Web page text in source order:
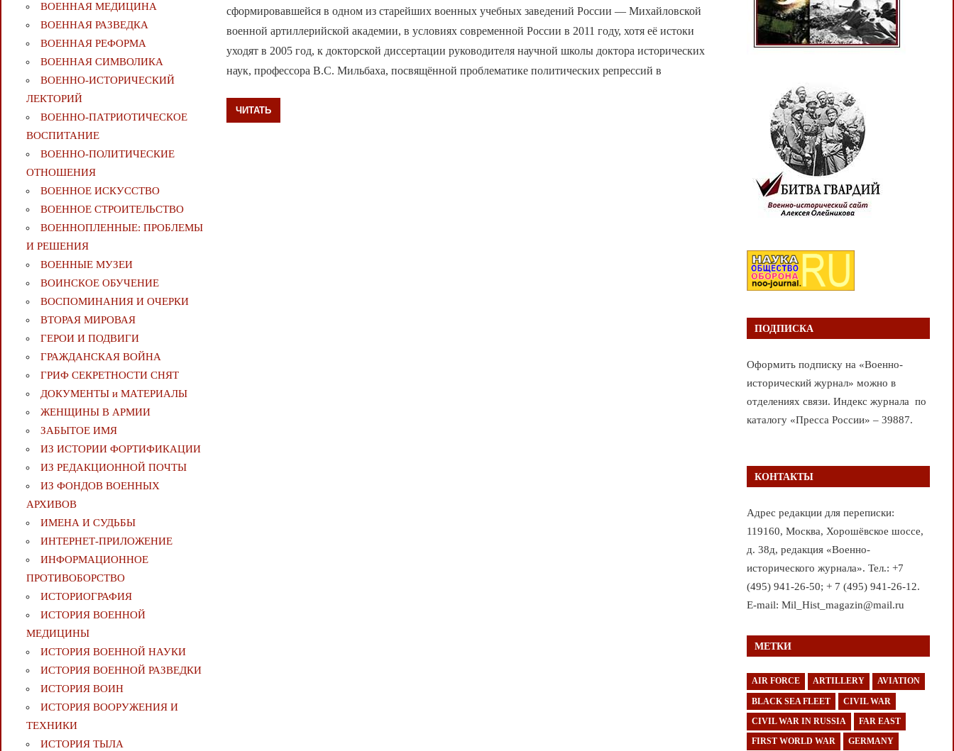
сформировавшейся в одном из старейших военных учебных заведений России — Михайловской
военной артиллерийской академии, в условиях современной России в 2011 году, хотя её истоки
уходят в 2005 год, к докторской диссертации руководителя научной школы доктора исторических
наук, профессора В.С. Мильбаха, посвящённой проблематике политических репрессий в
ЧИТАТЬ
ВОЕННАЯ МЕДИЦИНА
ВОЕННАЯ РАЗВЕДКА
ВОЕННАЯ РЕФОРМА
ВОЕННАЯ СИМВОЛИКА
ВОЕННО-ИСТОРИЧЕСКИЙ
ЛЕКТОРИЙ
ВОЕННО-ПАТРИОТИЧЕСКОЕ
ВОСПИТАНИЕ
ВОЕННО-ПОЛИТИЧЕСКИE
ОТНОШЕНИЯ
ВОЕННОЕ ИСКУССТВО
ВОЕННОЕ СТРОИТЕЛЬСТВО
ВОЕННОПЛЕННЫЕ: ПРОБЛЕМЫ
И РЕШЕНИЯ
ВОЕННЫЕ МУЗЕИ
ВОИНСКОЕ ОБУЧЕНИЕ
ВОСПОМИНАНИЯ И ОЧЕРКИ
ВТОРАЯ МИРОВАЯ
ГЕРОИ И ПОДВИГИ
ГРАЖДАНСКАЯ ВОЙНА
ГРИФ СЕКРЕТНОСТИ СНЯТ
ДОКУМЕНТЫ и МАТЕРИАЛЫ
ЖЕНЩИНЫ В АРМИИ
ЗАБЫТОЕ ИМЯ
ИЗ ИСТОРИИ ФОРТИФИКАЦИИ
ИЗ РЕДАКЦИОННОЙ ПОЧТЫ
ИЗ ФОНДОВ ВОЕННЫХ
АРХИВОВ
ИМЕНА И СУДЬБЫ
ИНТЕРНЕТ-ПРИЛОЖЕНИЕ
ИНФОРМАЦИОННОЕ
ПРОТИВОБОРСТВО
ИСТОРИОГРАФИЯ
ИСТОРИЯ ВОЕННОЙ
МЕДИЦИНЫ
ИСТОРИЯ ВОЕННОЙ НАУКИ
ИСТОРИЯ ВОЕННОЙ РАЗВЕДКИ
ИСТОРИЯ ВОИН
ИСТОРИЯ ВООРУЖЕНИЯ И
ТЕХНИКИ
ИСТОРИЯ ТЫЛА
ПОДПИСКА
Оформить подписку на «Военно-
исторический журнал» можно в
отделениях связи. Индекс журнала по
каталогу «Пресса России» – 39887.
КОНТАКТЫ
Адрес редакции для переписки:
119160, Москва, Хорошёвское шоссе,
д. 38д, редакция «Военно-
исторического журнала». Тел.: +7
(495) 941-26-50; + 7 (495) 941-26-12.
E-mail: Mil_Hist_magazin@mail.ru
МЕТКИ
AIR FORCE ARTILLERY AVIATION
BLACK SEA FLEET CIVIL WAR
CIVIL WAR IN RUSSIA FAR EAST
FIRST WORLD WAR GERMANY